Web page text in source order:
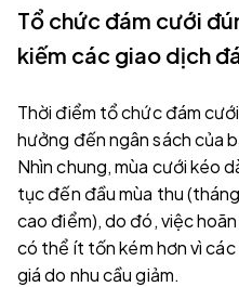
Tổ chức đám cưới
kiếm các giao dịch
Thời điểm tổ chức đám
hưởng đến ngân sách của
Nhìn chung, mùa cưới kéo
tục đến đầu mùa thu
cao điểm), do đó, việc
có thể ít tốn kém hơn vì
giá do nhu cầu giảm.